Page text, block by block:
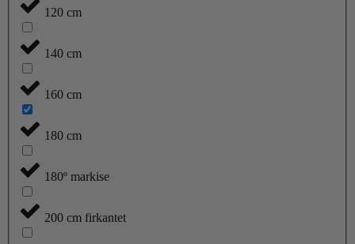
120 cm
140 cm
160 cm
180 cm
180º markise
200 cm firkantet